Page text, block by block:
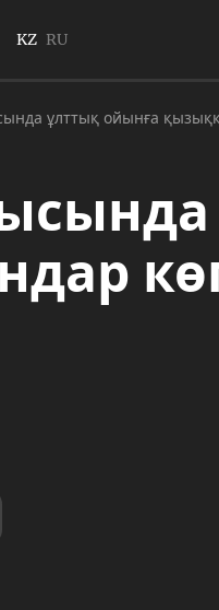
KZ RU
ұлттық ойынға